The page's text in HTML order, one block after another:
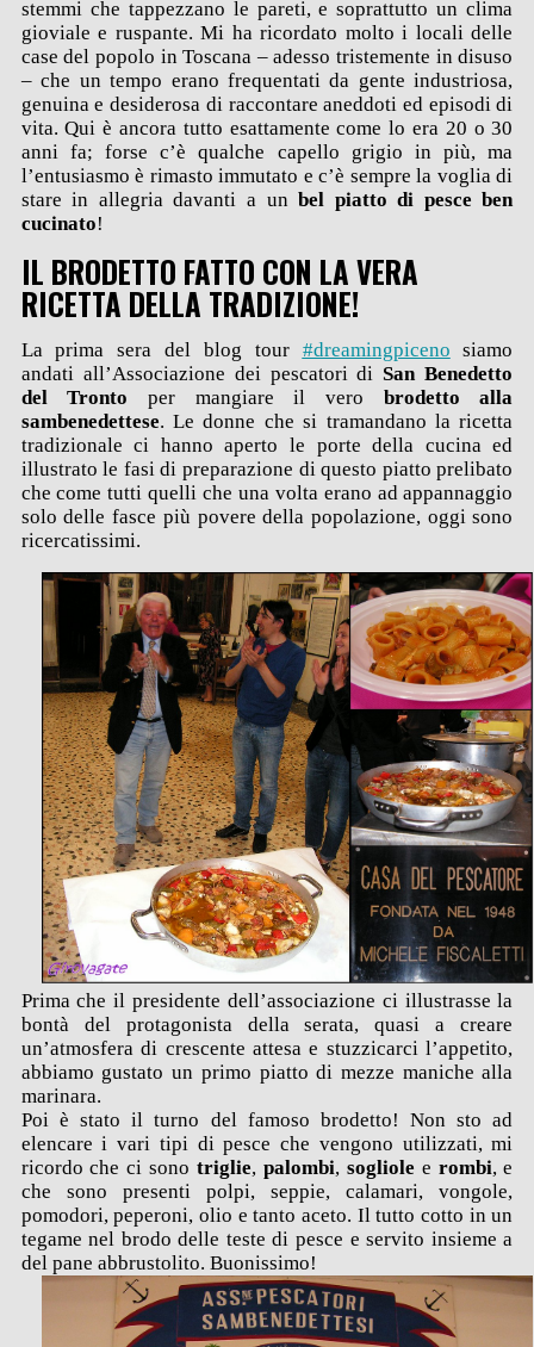
stemmi che tappezzano le pareti, e soprattutto un clima
gioviale e ruspante. Mi ha ricordato molto i locali delle
case del popolo in Toscana – adesso tristemente in disuso
– che un tempo erano frequentati da gente industriosa,
genuina e desiderosa di raccontare aneddoti ed episodi di
vita. Qui è ancora tutto esattamente come lo era 20 o 30
anni fa; forse c’è qualche capello grigio in più, ma
l’entusiasmo è rimasto immutato e c’è sempre la voglia di
stare in allegria davanti a un bel piatto di pesce ben
cucinato!
IL BRODETTO FATTO CON LA VERA
RICETTA DELLA TRADIZIONE!
La prima sera del blog tour #dreamingpiceno siamo
andati all’Associazione dei pescatori di San Benedetto
del Tronto per mangiare il vero brodetto alla
sambenedettese. Le donne che si tramandano la ricetta
tradizionale ci hanno aperto le porte della cucina ed
illustrato le fasi di preparazione di questo piatto prelibato
che come tutti quelli che una volta erano ad appannaggio
solo delle fasce più povere della popolazione, oggi sono
ricercatissimi.
Prima che il presidente dell’associazione ci illustrasse la
bontà del protagonista della serata, quasi a creare
un’atmosfera di crescente attesa e stuzzicarci l’appetito,
abbiamo gustato un primo piatto di mezze maniche alla
marinara.
Poi è stato il turno del famoso brodetto! Non sto ad
elencare i vari tipi di pesce che vengono utilizzati, mi
ricordo che ci sono triglie, palombi, sogliole e rombi, e
che sono presenti polpi, seppie, calamari, vongole,
pomodori, peperoni, olio e tanto aceto. Il tutto cotto in un
tegame nel brodo delle teste di pesce e servito insieme a
del pane abbrustolito. Buonissimo!